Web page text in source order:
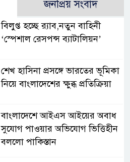
জনপ্রিয় সংবাদ
বিলুপ্ত হচ্ছে র‍্যাব,নতুন বাহিনী
‘স্পেশাল রেসপন্স ব্যাটালিয়ন’
শেখ হাসিনা প্রসঙ্গে ভারতের ভূমিকা
নিয়ে বাংলাদেশের ক্ষুব্ধ প্রতিক্রিয়া
বাংলাদেশে আইএস আইয়ের অবাধ
সুযোগ পাওয়ার অভিযোগ ভিত্তিহীন
বললো পাকিস্তান